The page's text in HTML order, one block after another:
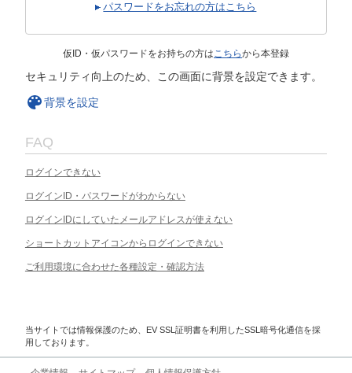
パスワードをお忘れの方はこちら
仮ID・仮パスワードをお持ちの方はこちらから本登録
セキュリティ向上のため、この画面に背景を設定できます。
背景を設定
FAQ
ログインできない
ログインID・パスワードがわからない
ログインIDにしていたメールアドレスが使えない
ショートカットアイコンからログインできない
ご利用環境に合わせた各種設定・確認方法
当サイトでは情報保護のため、EV SSL証明書を利用したSSL暗号化通信を採
用しております。